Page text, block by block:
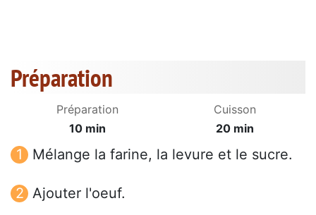
Préparation
Préparation
10 min
Cuisson
20 min
Mélange la farine, la levure et le sucre.
Ajouter l'oeuf.